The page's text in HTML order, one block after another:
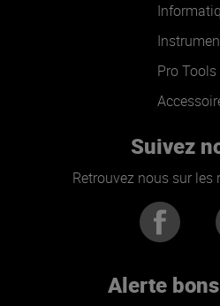
Pro Tools
Suivez
Retrouvez nous sur les
Alerte